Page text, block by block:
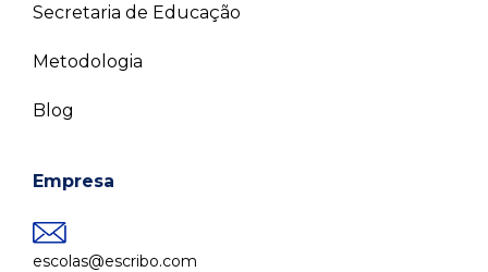
Secretaria de Educação
Metodologia
Blog
Empresa
escolas@escribo.com